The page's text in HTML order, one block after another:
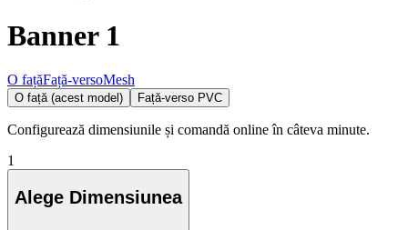
Banner 1
O fațăFață-versoMesh
O față (acest model) Față-verso PVC
Configurează dimensiunile și comandă online în câteva minute.
1
Alege Dimensiunea